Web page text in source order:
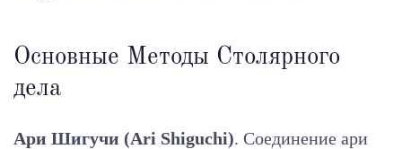
Основные Методы Столярного
дела
Ари Шигучи (Ari Shiguchi). Соединение ари